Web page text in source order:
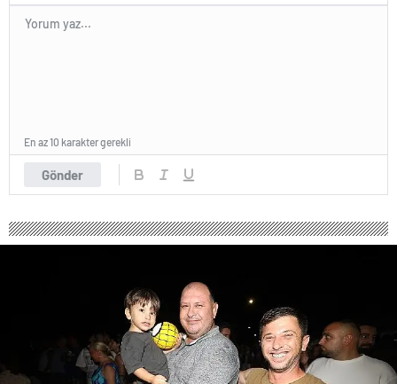
Gönder
En az 10 karakter gerekli